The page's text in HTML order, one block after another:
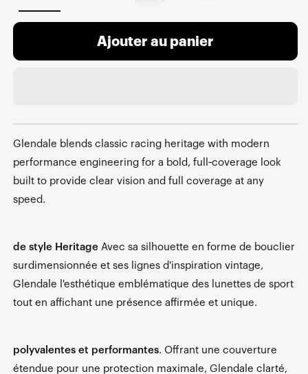
Ajouter au panier
Glendale blends classic racing heritage with modern
performance engineering for a bold, full‑coverage look
built to provide clear vision and full coverage at any
speed.
de style Heritage Avec sa silhouette en forme de bouclier
surdimensionnée et ses lignes d'inspiration vintage,
Glendale l'esthétique emblématique des lunettes de sport
tout en affichant une présence affirmée et unique.
polyvalentes et performantes. Offrant une couverture
étendue pour une protection maximale, Glendale clarté,